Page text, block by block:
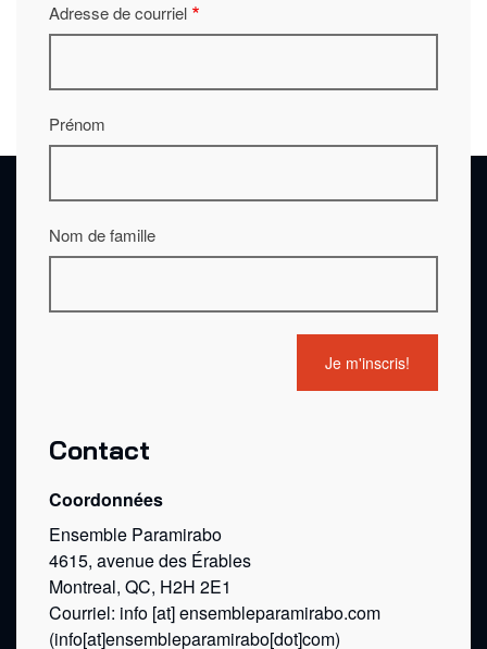
Adresse de courriel
Prénom
Nom de famille
Contact
Coordonnées
Ensemble Paramirabo
4615, avenue des Érables
Montreal, QC, H2H 2E1
Courriel: info [at]ensembleparamirabo.com
(info[at]ensembleparamirabo[dot]com)